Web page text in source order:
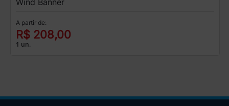
A partir de:
R$ 208,00
1 un.